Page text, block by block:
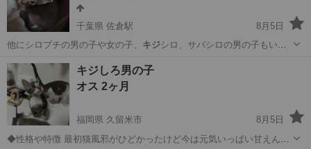
千葉県 佐倉駅
8月5日
他にシロブチの男の子や女の子、 キジシロ、サバシロの男の子もいま
千葉 佐倉市 佐倉駅 猫
キジしろ男の子
オス 2ヶ月
福岡県 久留米市
8月5日
◆性格や特徴 最初猫風邪がひどかったけど今は元気いっぱい甘えん坊